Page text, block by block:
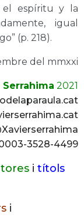
el espíritu y la
igual
(p. 218).
del mmxxi
Serrahima 2021
3528-4499
i títols
i